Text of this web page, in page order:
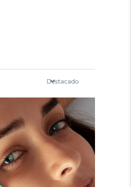
Destacado